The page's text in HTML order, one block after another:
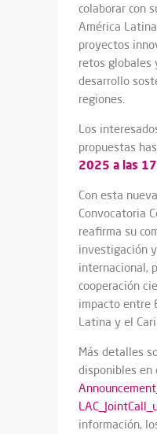
colaborar con
América
proyectos
retos globales
desarrollo
regiones.
Los
propuestas
2025 a las
Con esta
Convocatoria
reafirma su
investigación
internacional,
cooperación
impacto entre
Latina y el
Más detalles
disponibles
información,